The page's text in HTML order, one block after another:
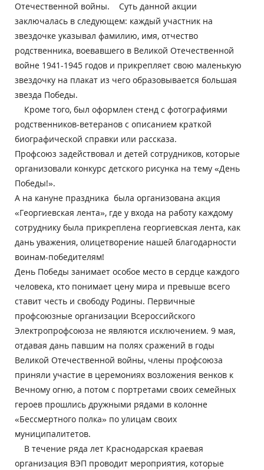
Отечественной войны. Суть данной акции
заключалась в следующем: каждый участник на
звездочке указывал фамилию, имя, отчество
родственника, воевавшего в Великой Отечественной
войне 1941-1945 годов и прикрепляет свою маленькую
звездочку на плакат из чего образовывается большая
звезда Победы.
Кроме того, был оформлен стенд с фотографиями
родственников-ветеранов с описанием краткой
биографической справки или рассказа.
Профсоюз задействовал и детей сотрудников, которые
организовали конкурс детского рисунка на тему «День
Победы!».
А на кануне праздника была организована акция
«Георгиевская лента», где у входа на работу каждому
сотруднику была прикреплена георгиевская лента, как
дань уважения, олицетворение нашей благодарности
воинам-победителям!
День Победы занимает особое место в сердце каждого
человека, кто понимает цену мира и превыше всего
ставит честь и свободу Родины. Первичные
профсоюзные организации Всероссийского
Электропрофсоюза не являются исключением. 9 мая,
отдавая дань павшим на полях сражений в годы
Великой Отечественной войны, члены профсоюза
приняли участие в церемониях возложения венков к
Вечному огню, а потом с портретами своих семейных
героев прошлись дружными рядами в колонне
«Бессмертного полка» по улицам своих
муниципалитетов.
В течение ряда лет Краснодарская краевая
организация ВЭП проводит мероприятия, которые